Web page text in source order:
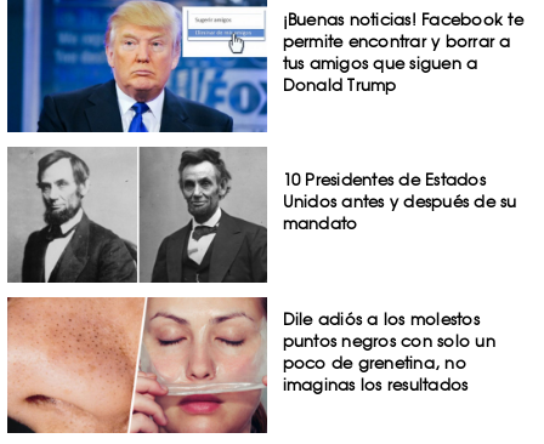
¡Buenas noticias! Facebook te
permite encontrar y borrar a
tus amigos que siguen a
Donald Trump
10 Presidentes de Estados
Unidos antes y después de su
mandato
Dile adiós a los molestos
puntos negros con solo un
poco de grenetina, no
imaginas los resultados